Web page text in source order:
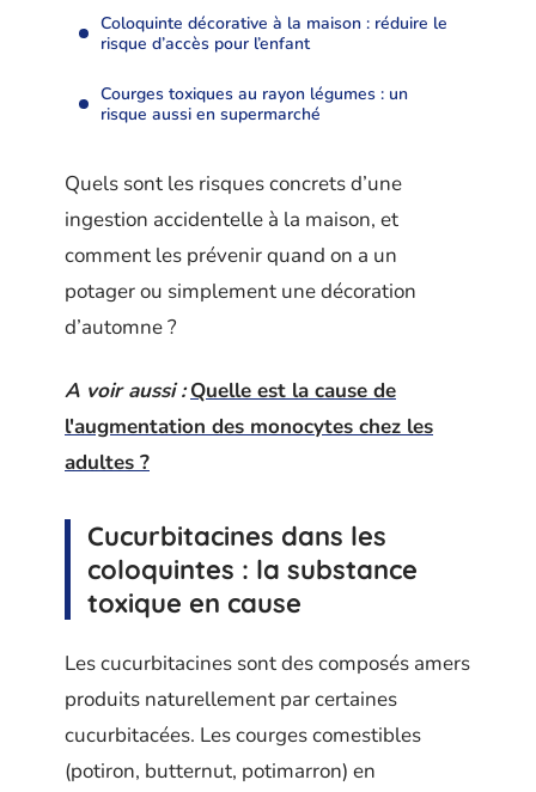
Coloquinte décorative à la maison : réduire le
risque d’accès pour l’enfant
Courges toxiques au rayon légumes : un
risque aussi en supermarché
Quels sont les risques concrets d’une
ingestion accidentelle à la maison, et
comment les prévenir quand on a un
potager ou simplement une décoration
d’automne ?
A voir aussi : Quelle est la cause de
l'augmentation des monocytes chez les
adultes ?
Cucurbitacines dans les
coloquintes : la substance
toxique en cause
Les cucurbitacines sont des composés amers
produits naturellement par certaines
cucurbitacées. Les courges comestibles
(potiron, butternut, potimarron) en